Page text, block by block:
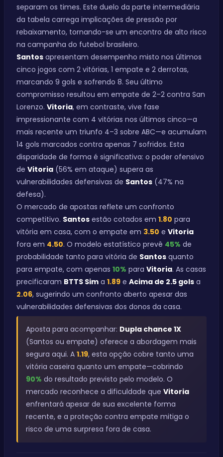
separam os times. Este duelo da parte intermediária
da tabela carrega implicações de pressão por
rebaixamento, tornando-se um encontro de alto risco
na campanha do futebol brasileiro.
Santos apresentam desempenho misto nos últimos
cinco jogos com 2 vitórias, 1 empate e 2 derrotas,
marcando 9 gols e sofrendo 8. Seu último
compromisso resultou em empate de 2–2 contra San
Lorenzo. Vitoria, em contraste, vive fase
impressionante com 4 vitórias nos últimos cinco—a
mais recente um triunfo 4–3 sobre ABC—e acumulam
14 gols marcados contra apenas 7 sofridos. Esta
disparidade de forma é significativa: o poder ofensivo
de Vitoria (56% em ataque) supera as
vulnerabilidades defensivas de Santos (47% na
defesa).
O mercado de apostas reflete um confronto
competitivo. Santos estão cotados em 1.80 para
vitória em casa, com o empate em 3.50 e Vitoria
fora em 4.50. O modelo estatístico prevê 45% de
probabilidade tanto para vitória de Santos quanto
para empate, com apenas 10% para Vitoria. As casas
precificaram BTTS Sim a 1.89 e Acima de 2.5 gols a
2.06, sugerindo um confronto aberto apesar das
vulnerabilidades defensivas dos donos da casa.
Aposta para acompanhar: Dupla chance 1X
(Santos ou empate) oferece a abordagem mais
segura aqui. A 1.19, esta opção cobre tanto uma
vitória caseira quanto um empate—cobrindo
90% do resultado previsto pelo modelo. O
mercado reconhece a dificuldade que Vitoria
enfrentará apesar de sua excelente forma
recente, e a proteção contra empate mitiga o
risco de uma surpresa fora de casa.